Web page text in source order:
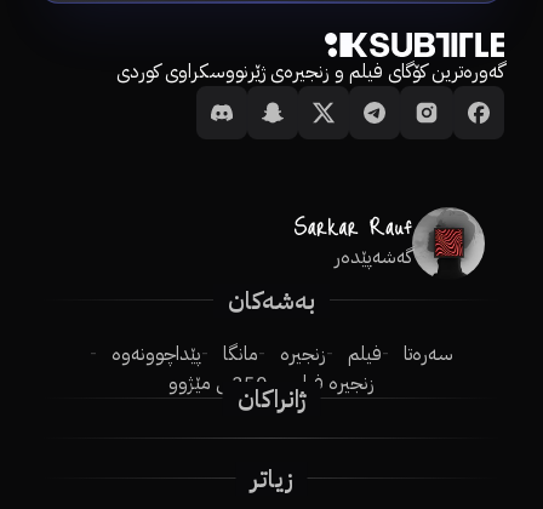
گەورەترین کۆگای فیلم و زنجیرەی ژێرنووسکراوی کوردی
گەشەپێدەر
بەشەکان
سەرەتا فیلم زنجیرە مانگا
پێداچوونەوە
زنجیرە فیلم
250ـی مێژوو
ژانراکان
زیاتر